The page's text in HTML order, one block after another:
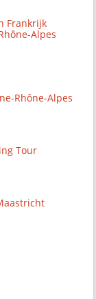
Frankrijk
Alpes
Rhône-Alpes
Tour